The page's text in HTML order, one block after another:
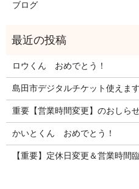
ブログ
ロウくん おめでとう！
島田市デジタルチケット使えます
重要【営業時間変更】のおしらせ
かいとくん おめでとう！
【重要】定休日変更＆営業時間